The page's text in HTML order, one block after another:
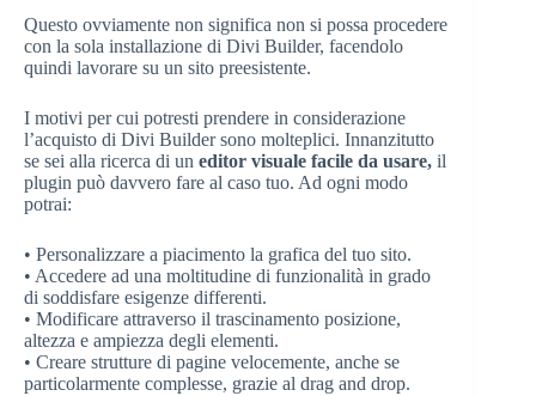
Questo ovviamente non significa non si possa procedere
con la sola installazione di Divi Builder, facendolo
quindi lavorare su un sito preesistente.
I motivi per cui potresti prendere in considerazione
l’acquisto di Divi Builder sono molteplici. Innanzitutto
se sei alla ricerca di un editor visuale facile da usare, il
plugin può davvero fare al caso tuo. Ad ogni modo
potrai:
• Personalizzare a piacimento la grafica del tuo sito.
• Accedere ad una moltitudine di funzionalità in grado
di soddisfare esigenze differenti.
• Modificare attraverso il trascinamento posizione,
altezza e ampiezza degli elementi.
• Creare strutture di pagine velocemente, anche se
particolarmente complesse, grazie al drag and drop.